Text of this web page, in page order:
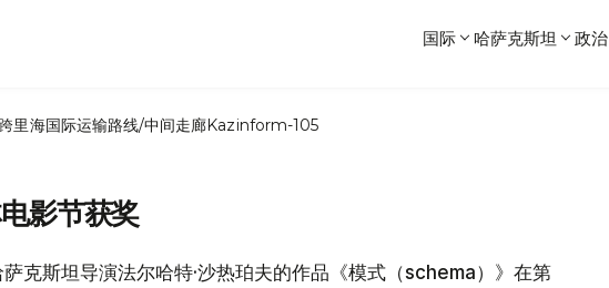
国际 哈萨克斯坦 政治
里海国际运输路线/中间走廊Kazinform-105
影节获奖
克斯坦导演法尔哈特·沙热珀夫的作品《模式（schema）》在第